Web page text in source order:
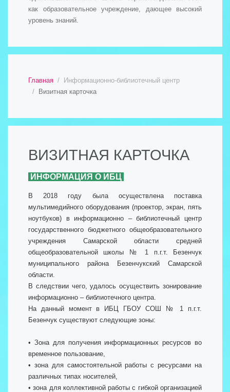
как образовательное учреждение, дающее высокий
уровень знаний.
Главная
Информационно-библиотечный центр
Визитная карточка
ВИЗИТНАЯ КАРТОЧКА
ИНФОРМАЦИЯ О ИБЦ
В 2018 году была осуществлена поставка
мультимедийного оборудования (проектор, экран, пять
ноутбуков) в информационно – библиотечный центр
государственного бюджетного общеобразовательного
учреждения Самарской области средней
общеобразовательной школы № 1 п.г.т. Безенчук
муниципального района Безенчукский Самарской
области.
В следствии чего, удалось осуществить зонирование
информационно – библиотечного центра.
На данный момент в ИБЦ ГБОУ СОШ № 1 п.г.т.
Безенчук существуют следующие зоны:
• Зона для получения информационных ресурсов во
временное пользование,
• зона для самостоятельной работы с ресурсами на
различных типах носителей,
• зона для коллективной работы с гибкой организацией